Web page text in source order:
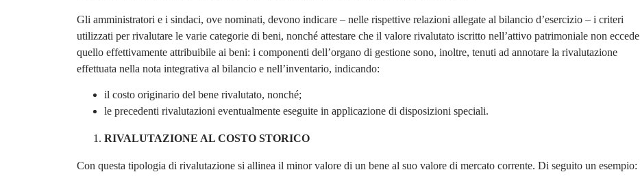
Gli amministratori e i sindaci, ove nominati, devono indicare – nelle rispettive relazioni allegate al bilancio d’esercizio – i criteri
utilizzati per rivalutare le varie categorie di beni, nonché attestare che il valore rivalutato iscritto nell’attivo patrimoniale non eccede
quello effettivamente attribuibile ai beni: i componenti dell’organo di gestione sono, inoltre, tenuti ad annotare la rivalutazione
effettuata nella nota integrativa al bilancio e nell’inventario, indicando:
il costo originario del bene rivalutato, nonché;
le precedenti rivalutazioni eventualmente eseguite in applicazione di disposizioni speciali.
RIVALUTAZIONE AL COSTO STORICO
Con questa tipologia di rivalutazione si allinea il minor valore di un bene al suo valore di mercato corrente. Di seguito un esempio: